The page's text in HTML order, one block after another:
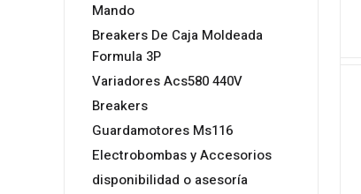
Mando
Breakers De Caja Moldeada
Formula 3P
Variadores Acs580 440V
Breakers
Guardamotores Ms116
Electrobombas y Accesorios
disponibilidad o asesoría